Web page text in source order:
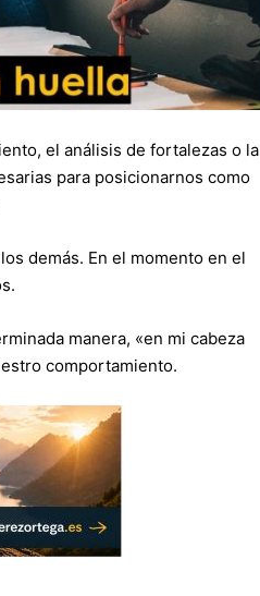
el análisis de fortalezas o la
para posicionarnos como
demás. En el momento en el
manera, «en mi cabeza
comportamiento.